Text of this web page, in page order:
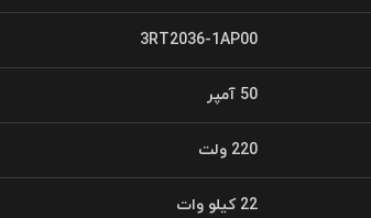
3RT2036-1AP00
50 آمپر
220 ولت
22 کیلو وات